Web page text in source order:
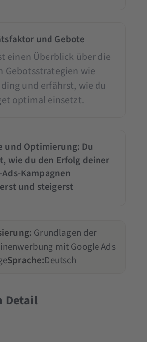
und Gebote
einen Überblick über die
Gebotsstrategien wie
und erfährst, wie du
optimal einsetzt.
und Optimierung: Du
wie du den Erfolg deiner
Ads-Kampagnen
und steigerst
Grundlagen der
mit Google Ads
Sprache:Deutsch
Detail